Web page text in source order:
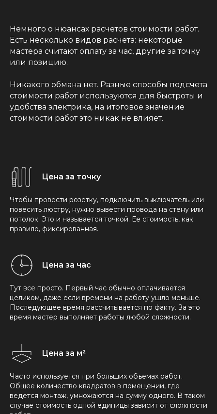
Немного о нюансах расчетов стоимости работ.
Есть несколько видов расчета: некоторые
мастера считают оплату за час, другие за точку
или позицию.
Никакого обмана нет. Разные способы подсчета
стоимости работ используются для быстроты и
удобства электрика, на итоговое значение
стоимости работ это никак не влияет.
Цена за точку
Чтобы провести розетку, подключить выключатель или
повесить люстру, нужно вывести провода на стену или
потолок. Это и называется точкой. Ее стоимость, как
правило, фиксированная.
Цена за час
Тут все просто. Первый час обычно оплачивается
целиком, даже если времени на работу ушло меньше.
Последующее время рассчитывается по факту. За это
время мастер выполняет работы любой сложности.
Цена за м²
Часто используется при больших объемах работ.
Общее количество квадратов в помещении, где
ведется монтаж, умножаются на сумму одного. В таком
случае стоимость одной единицы зависит от сложности